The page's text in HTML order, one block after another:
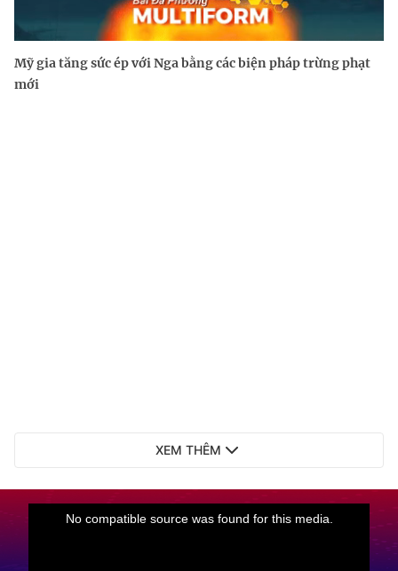
Mỹ gia tăng sức ép với Nga bằng các biện pháp trừng phạt
mới
XEM THÊM